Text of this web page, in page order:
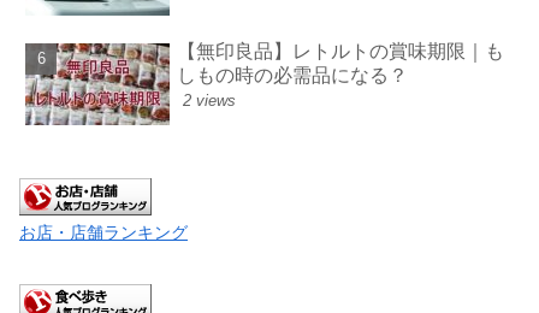
【無印良品】レトルトの賞味期限｜も
しもの時の必需品になる？
2 views
お店・店舗ランキング